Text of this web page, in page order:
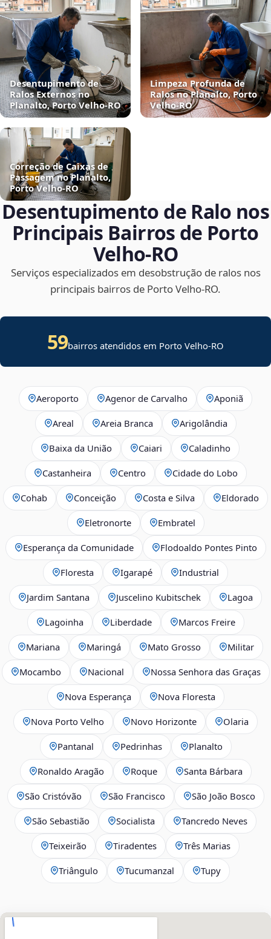
Desentupimento de
Ralos Externos no
Planalto, Porto Velho‑RO
Limpeza Profunda de
Ralos no Planalto, Porto
Velho‑RO
Correção de Caixas de
Passagem no Planalto,
Porto Velho‑RO
Desentupimento de Ralo nos
Principais Bairros de Porto
Velho‑RO
Serviços especializados em desobstrução de ralos nos
principais bairros de Porto Velho‑RO.
59bairros atendidos em Porto Velho-RO
Aeroporto Agenor de Carvalho Aponiã
Areal Areia Branca Arigolândia
Baixa da União Caiari Caladinho
Castanheira Centro Cidade do Lobo
Cohab Conceição Costa e Silva Eldorado
Eletronorte Embratel
Esperança da Comunidade Flodoaldo Pontes Pinto
Floresta Igarapé Industrial
Jardim Santana Juscelino Kubitschek Lagoa
Lagoinha Liberdade Marcos Freire
Mariana Maringá Mato Grosso Militar
Mocambo Nacional Nossa Senhora das Graças
Nova Esperança Nova Floresta
Nova Porto Velho Novo Horizonte Olaria
Pantanal Pedrinhas Planalto
Ronaldo Aragão Roque Santa Bárbara
São Cristóvão São Francisco São João Bosco
São Sebastião Socialista Tancredo Neves
Teixeirão Tiradentes Três Marias
Triângulo Tucumanzal Tupy